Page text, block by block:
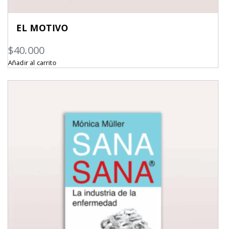
EL MOTIVO
$40.000
Añadir al carrito